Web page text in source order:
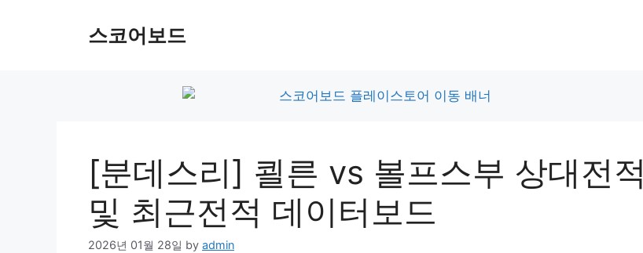
스코어보드
[분데스리] 쾰른 vs 볼프스부 상대전적
및 최근전적 데이터보드
2026년 01월 28일 by admin